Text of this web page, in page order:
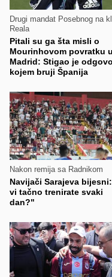
Drugi mandat Posebnog na
Reala
Pitali su ga šta misli o
Mourinhovom povratku u
Madrid: Stigao je
kojem bruji Španija
Nakon remija sa Radnikom
Navijači Sarajeva
vi tačno trenirate svaki
dan?"